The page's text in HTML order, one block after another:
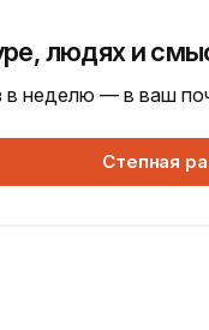
людях и
в неделю — в ваш
Степная